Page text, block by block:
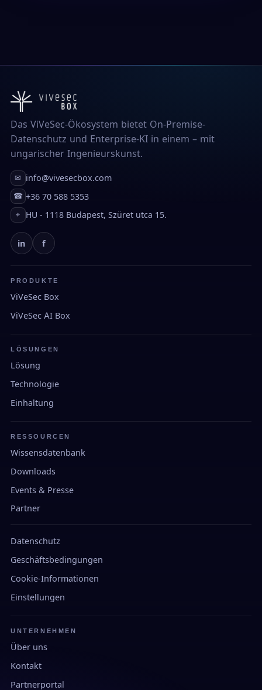
Das ViVeSec-Ökosystem bietet On-Premise-
Datenschutz und Enterprise-KI in einem – mit
ungarischer Ingenieurskunst.
✉ info@vivesecbox.com
☎ +36 70 588 5353
⌖ HU - 1118 Budapest, Szüret utca 15.
in f
PRODUKTE
ViVeSec Box
ViVeSec AI Box
LÖSUNGEN
Lösung
Technologie
Einhaltung
RESSOURCEN
Wissensdatenbank
Downloads
Events & Presse
Partner
Datenschutz
Geschäftsbedingungen
Cookie-Informationen
Einstellungen
UNTERNEHMEN
Über uns
Kontakt
Partnerportal